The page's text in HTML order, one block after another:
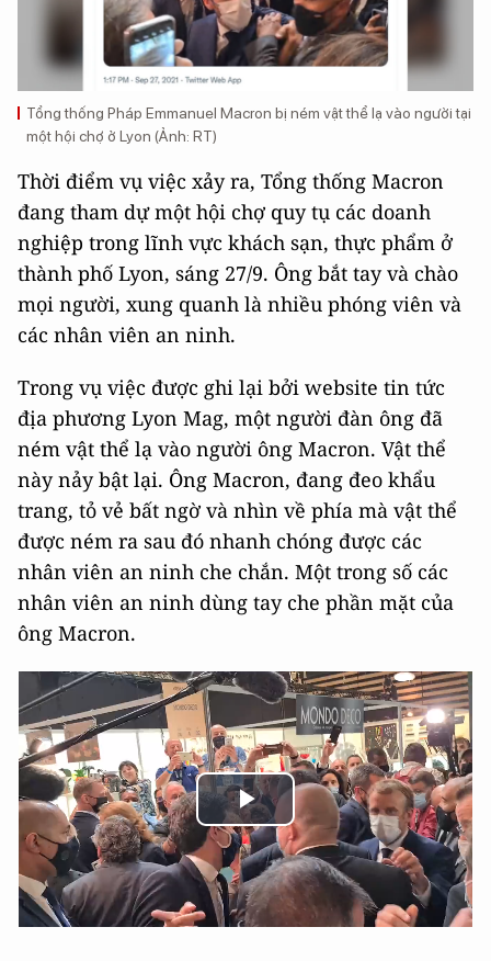
Tổng thống Pháp Emmanuel Macron bị ném vật thể lạ vào người tại
một hội chợ ở Lyon (Ảnh: RT)
Thời điểm vụ việc xảy ra, Tổng thống Macron
đang tham dự một hội chợ quy tụ các doanh
nghiệp trong lĩnh vực khách sạn, thực phẩm ở
thành phố Lyon, sáng 27/9. Ông bắt tay và chào
mọi người, xung quanh là nhiều phóng viên và
các nhân viên an ninh.
Trong vụ việc được ghi lại bởi website tin tức
địa phương Lyon Mag, một người đàn ông đã
ném vật thể lạ vào người ông Macron. Vật thể
này nảy bật lại. Ông Macron, đang đeo khẩu
trang, tỏ vẻ bất ngờ và nhìn về phía mà vật thể
được ném ra sau đó nhanh chóng được các
nhân viên an ninh che chắn. Một trong số các
nhân viên an ninh dùng tay che phần mặt của
ông Macron.
Play
Video